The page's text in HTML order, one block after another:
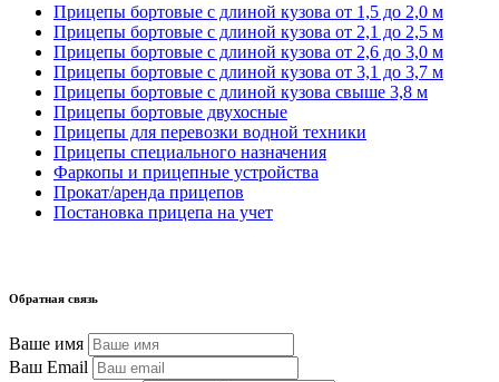
Прицепы бортовые с длиной кузова от 1,5 до 2,0 м
Прицепы бортовые с длиной кузова от 2,1 до 2,5 м
Прицепы бортовые с длиной кузова от 2,6 до 3,0 м
Прицепы бортовые с длиной кузова от 3,1 до 3,7 м
Прицепы бортовые с длиной кузова свыше 3,8 м
Прицепы бортовые двухосные
Прицепы для перевозки водной техники
Прицепы специального назначения
Фаркопы и прицепные устройства
Прокат/аренда прицепов
Постановка прицепа на учет
Обратная связь
Ваше имя
Ваш Email